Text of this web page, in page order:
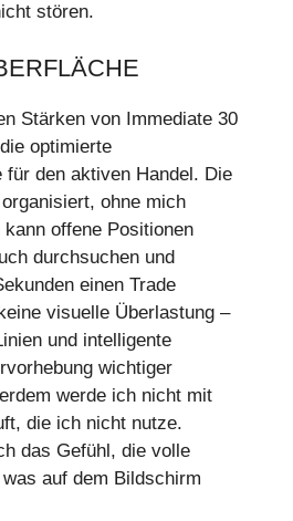
stören.
Stärken von Immediate 30
optimierte
für den aktiven Handel. Die
ohne mich
offene Positionen
durchsuchen und
einen Trade
visuelle Überlastung –
und intelligente
wichtiger
werde ich nicht mit
die ich nicht nutze.
das Gefühl, die volle
auf dem Bildschirm